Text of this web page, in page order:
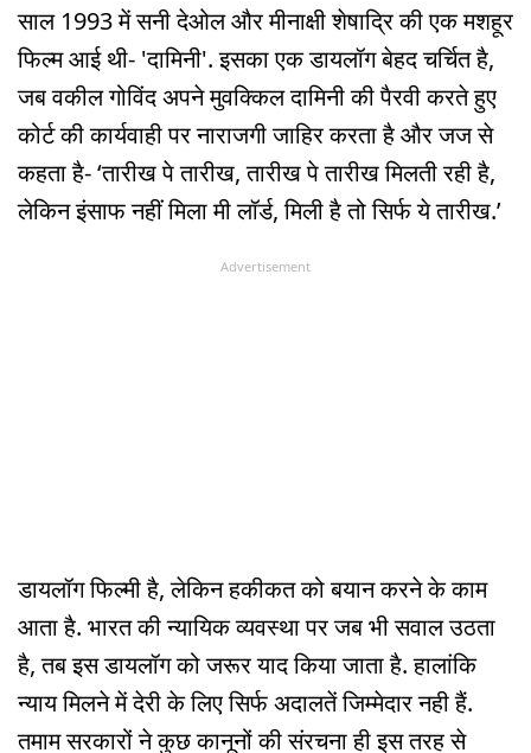
साल 1993 में सनी देओल और मीनाक्षी शेषाद्रि की एक मशहूर
फिल्म आई थी- 'दामिनी'. इसका एक डायलॉग बेहद चर्चित है,
जब वकील गोविंद अपने मुवक्किल दामिनी की पैरवी करते हुए
कोर्ट की कार्यवाही पर नाराजगी जाहिर करता है और जज से
कहता है- ‘तारीख पे तारीख, तारीख पे तारीख मिलती रही है,
लेकिन इंसाफ नहीं मिला मी लॉर्ड, मिली है तो सिर्फ ये तारीख.’
Advertisement
डायलॉग फिल्मी है, लेकिन हकीकत को बयान करने के काम
आता है. भारत की न्यायिक व्यवस्था पर जब भी सवाल उठता
है, तब इस डायलॉग को जरूर याद किया जाता है. हालांकि
न्याय मिलने में देरी के लिए सिर्फ अदालतें जिम्मेदार नही हैं.
तमाम सरकारों ने कुछ कानूनों की संरचना ही इस तरह से